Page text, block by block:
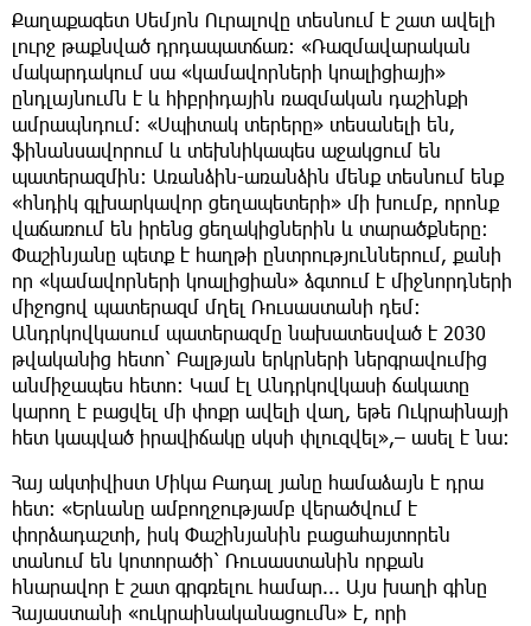
Քաղաքագետ Սեմյոն Ուրալովը տեսնում է շատ ավելի
լուրջ թաքնված դրդապատճառ։ «Ռազմավարական
մակարդակում սա «կամավորների կոալիցիայի»
ընդլայնումն է և հիբրիդային ռազմական դաշինքի
ամրապնդում։ «Սպիտակ տերերը» տեսանելի են,
ֆինանսավորում և տեխնիկապես աջակցում են
պատերազմին։ Առանձին-առանձին մենք տեսնում ենք
«հնդիկ գլխարկավոր ցեղապետերի» մի խումբ, որոնք
վաճառում են իրենց ցեղակիցներին և տարածքները։
Փաշինյանը պետք է հաղթի ընտրություններում, քանի
որ «կամավորների կոալիցիան» ձգտում է միջնորդների
միջոցով պատերազմ մղել Ռուսաստանի դեմ։
Անդրկովկասում պատերազմը նախատեսված է 2030
թվականից հետո՝ Բալթյան երկրների ներգրավումից
անմիջապես հետո։ Կամ էլ Անդրկովկասի ճակատը
կարող է բացվել մի փոքր ավելի վաղ, եթե Ուկրաինայի
հետ կապված իրավիճակը սկսի փլուզվել»,– ասել է նա։
Հայ ակտիվիստ Միկա Բադալ յանը համաձայն է դրա
հետ: «Երևանը ամբողջությամբ վերածվում է
փորձադաշտի, իսկ Փաշինյանին բացահայտորեն
տանում են կոտորածի՝ Ռուսաստանին որքան
հնարավոր է շատ գրգռելու համար... Այս խաղի գինը
Հայաստանի «ուկրաինականացումն» է, որի